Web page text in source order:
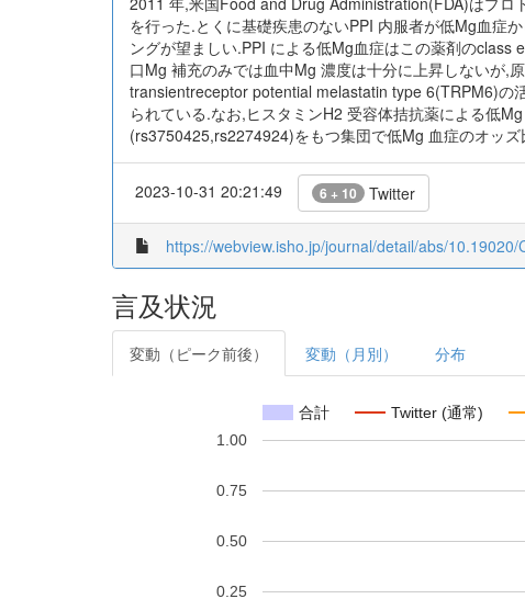
を行った.とくに基礎疾患のないPPI 内服者が低Mg血症
ングが望ましい.PPI による低Mg血症はこの薬剤の
口Mg 補充のみでは血中Mg 濃度は十分に上昇しないが,
transientreceptor potential melastatin type 6(TRPM6)の
られている.なお,ヒスタミンH2 受容体拮抗薬による低
(rs3750425,rs2274924)をもつ集団で低Mg 血症のオッ
2023-10-31 20:21:49 6 + 10 Twitter
https://webview.isho.jp/journal/detail/abs/10.19020/
言及状況
変動（ピーク前後） 変動（月別） 分布
合計 Twitter (通常)
0.25
0.50
0.75
1.00